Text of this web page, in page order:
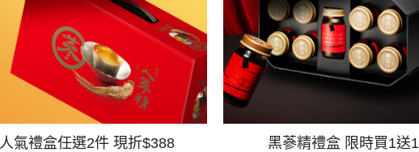
人氣禮盒任選2件 現折$388 黑蔘精禮盒 限時買1送1